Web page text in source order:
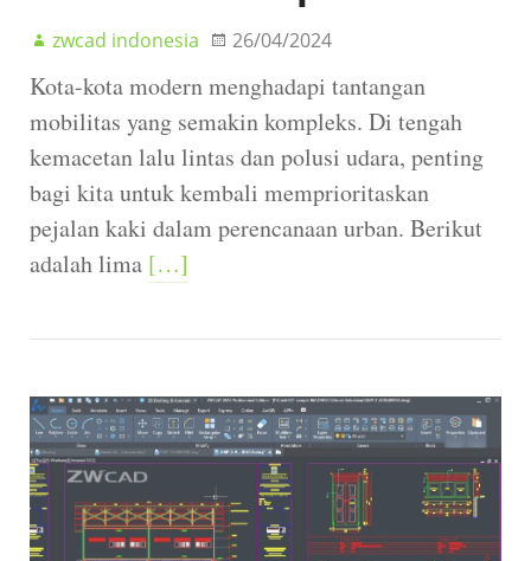
zwcad indonesia 26/04/2024
Kota-kota modern menghadapi tantangan
mobilitas yang semakin kompleks. Di tengah
kemacetan lalu lintas dan polusi udara, penting
bagi kita untuk kembali memprioritaskan
pejalan kaki dalam perencanaan urban. Berikut
adalah lima […]